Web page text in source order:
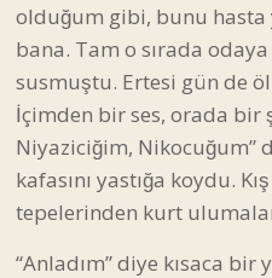
olduğum gibi, bunu hasta
bana. Tam o sırada
susmuştu. Ertesi gün de
İçimden bir ses, orada
Niyaziciğim, Nikocuğum”
kafasını yastığa koydu.
tepelerinden kurt
“Anladım” diye kısaca bir